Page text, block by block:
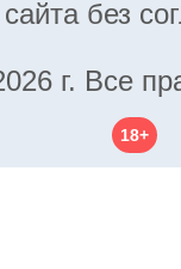
без
г. Все
18+